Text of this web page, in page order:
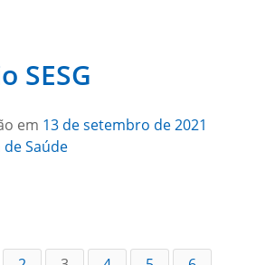
SESG
em 13 de setembro de 2021
de Saúde